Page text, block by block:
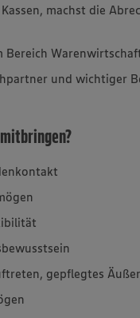
machst die
Bereich
und wichtiger
gepflegtes